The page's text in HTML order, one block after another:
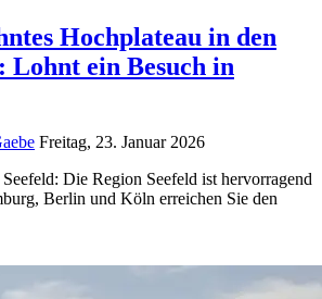
Hochplateau in den
ein Besuch in
Freitag, 23. Januar 2026
Die Region Seefeld ist hervorragend
Berlin und Köln erreichen Sie den